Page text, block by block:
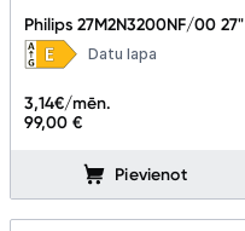
Philips 27M2N3200NF/00 27"
Datu lapa
99,00 €
3,14€/mēn.
Pievienot